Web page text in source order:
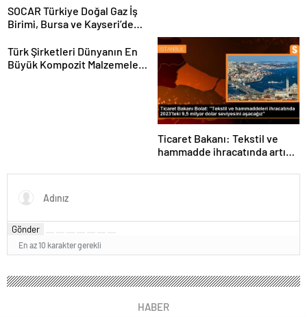
SOCAR Türkiye Doğal Gaz İş
Birimi, Bursa ve Kayseri’de
Türk Şirketleri Dünyanın En
Büyük Kompozit Malzemeler
Ticaret Bakanı: Tekstil ve
hammadde ihracatında artış
Gönder
En az 10 karakter gerekli
HABER